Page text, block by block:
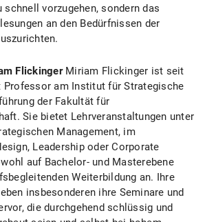
schnell vorzugehen, sondern das
an den Bedürfnissen der
FlickingerMiriam Flickinger ist seit
Professor am Institut für Strategische
der Fakultät für
Sie bietet Lehrveranstaltungen unter
Management, im
Leadership oder Corporate
auf Bachelor- und Masterebene
Weiterbildung an. Ihre
insbesonderen ihre Seminare und
die durchgehend schlüssig und